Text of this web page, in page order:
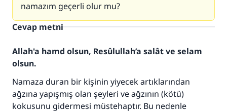
namazım geçerli olur mu?
Cevap metni
Allah'a hamd olsun, Resûlullah’a salât ve selam
olsun.
Namaza duran bir kişinin yiyecek artıklarından
ağzına yapışmış olan şeyleri ve ağzının (kötü)
kokusunu gidermesi müstehaptır. Bu nedenle